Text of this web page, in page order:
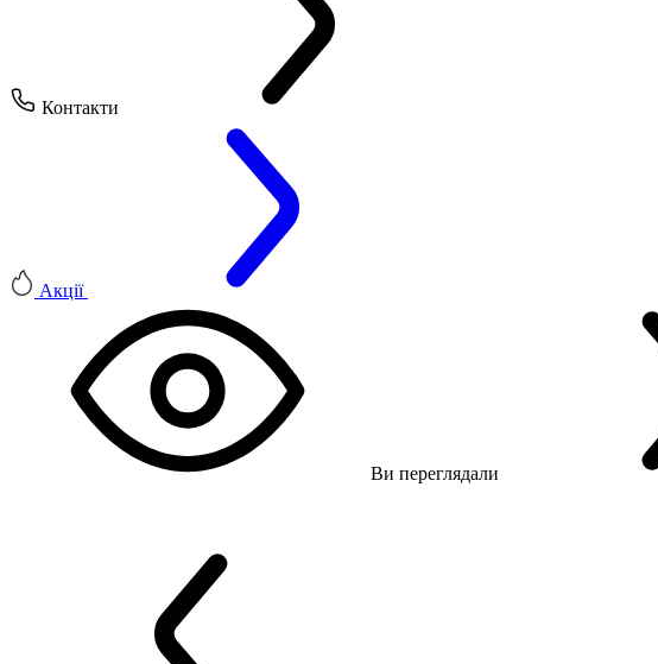
Контакти
Акції
Ви переглядали